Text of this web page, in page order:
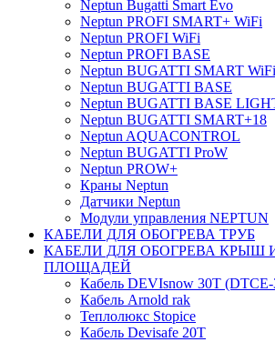
Neptun Bugatti Smart Evo
Neptun PROFI SMART+ WiFi
Neptun PROFI WiFi
Neptun PROFI BASE
Neptun BUGATTI SMART WiFi
Neptun BUGATTI BASE
Neptun BUGATTI BASE
Neptun BUGATTI SMART+18
Neptun AQUACONTROL
Neptun BUGATTI ProW
Neptun PROW+
Краны Neptun
Датчики Neptun
Модули управления NEPTUN
КАБЕЛИ ДЛЯ ОБОГРЕВА ТРУБ
КАБЕЛИ ДЛЯ ОБОГРЕВА КРЫШ
ПЛОЩАДЕЙ
Кабель DEVIsnow 30Т (DTCE-
Кабель Arnold rak
Теплолюкс Stopice
Кабель Devisafe 20T